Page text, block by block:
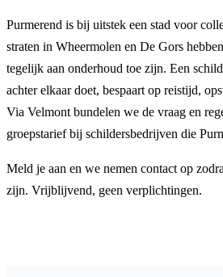
Purmerend is bij uitstek een stad voor
straten in Wheermolen en De Gors
tegelijk aan onderhoud toe zijn. Een
achter elkaar doet, bespaart op reistijd,
Via Velmont bundelen we de vraag en
groepstarief bij schildersbedrijven die
Meld je aan en we nemen contact op
zijn. Vrijblijvend, geen verplichtingen.